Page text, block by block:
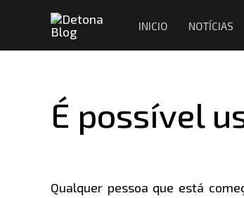
INICIO NOTÍCIAS
É possível
Qualquer pessoa que está
Navegação
de